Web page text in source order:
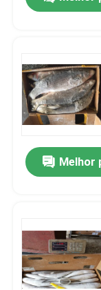
Melhor